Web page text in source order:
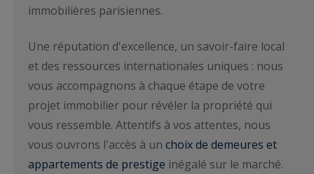
immobilières parisiennes.
Une réputation d'excellence, un savoir-faire local
et des ressources internationales uniques : nous
vous accompagnons à chaque étape de votre
projet immobilier pour révéler la propriété qui
vous ressemble. Attentifs à vos attentes, nous
vous ouvrons l'accès à un choix de demeures et
appartements de prestige inégalé sur le marché.